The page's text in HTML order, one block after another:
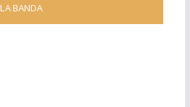
LA BANDA